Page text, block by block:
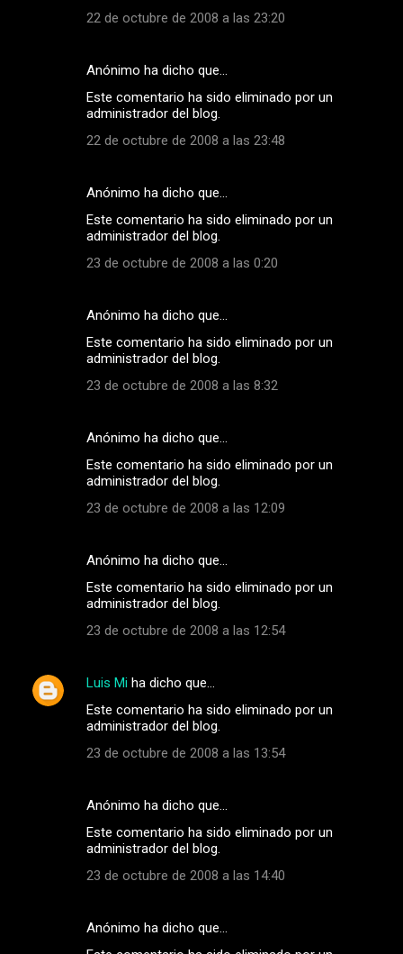
22 de octubre de 2008 a las 23:20
Anónimo ha dicho que…
Este comentario ha sido eliminado por un
administrador del blog.
22 de octubre de 2008 a las 23:48
Anónimo ha dicho que…
Este comentario ha sido eliminado por un
administrador del blog.
23 de octubre de 2008 a las 0:20
Anónimo ha dicho que…
Este comentario ha sido eliminado por un
administrador del blog.
23 de octubre de 2008 a las 8:32
Anónimo ha dicho que…
Este comentario ha sido eliminado por un
administrador del blog.
23 de octubre de 2008 a las 12:09
Anónimo ha dicho que…
Este comentario ha sido eliminado por un
administrador del blog.
23 de octubre de 2008 a las 12:54
Luis Mi ha dicho que…
Este comentario ha sido eliminado por un
administrador del blog.
23 de octubre de 2008 a las 13:54
Anónimo ha dicho que…
Este comentario ha sido eliminado por un
administrador del blog.
23 de octubre de 2008 a las 14:40
Anónimo ha dicho que…